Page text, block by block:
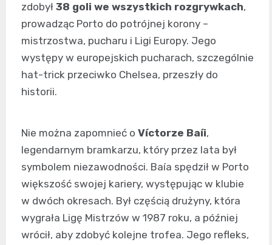
zdobył 38 goli we wszystkich rozgrywkach,
prowadząc Porto do potrójnej korony –
mistrzostwa, pucharu i Ligi Europy. Jego
występy w europejskich pucharach, szczególnie
hat-trick przeciwko Chelsea, przeszły do
historii.
Nie można zapomnieć o Víctorze Baíi,
legendarnym bramkarzu, który przez lata był
symbolem niezawodności. Baía spędził w Porto
większość swojej kariery, występując w klubie
w dwóch okresach. Był częścią drużyny, która
wygrała Ligę Mistrzów w 1987 roku, a później
wrócił, aby zdobyć kolejne trofea. Jego refleks,